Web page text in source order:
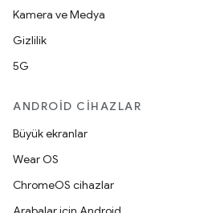
Kamera ve Medya
Gizlilik
5G
ANDROID CIHAZLAR
Büyük ekranlar
Wear OS
ChromeOS cihazlar